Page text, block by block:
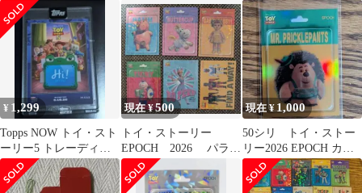
FF-07 世界15枚限定
念カード TS501
20/50
¥ 1,299
Topps NOW トイ・スト
ーリー5 トレーディン
グカード
現在 ¥500
トイ・ストーリー
EPOCH 2026 パラレ
ル 6種類 コレクショ
ンカード
現在 ¥ 1,000
50シリ トイ・ストー
リー2026 EPOCH カー
ド 50枚限定